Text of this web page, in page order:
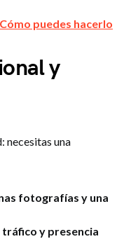
puedes hacerlo
y
necesitas una
fotografías y una
y presencia